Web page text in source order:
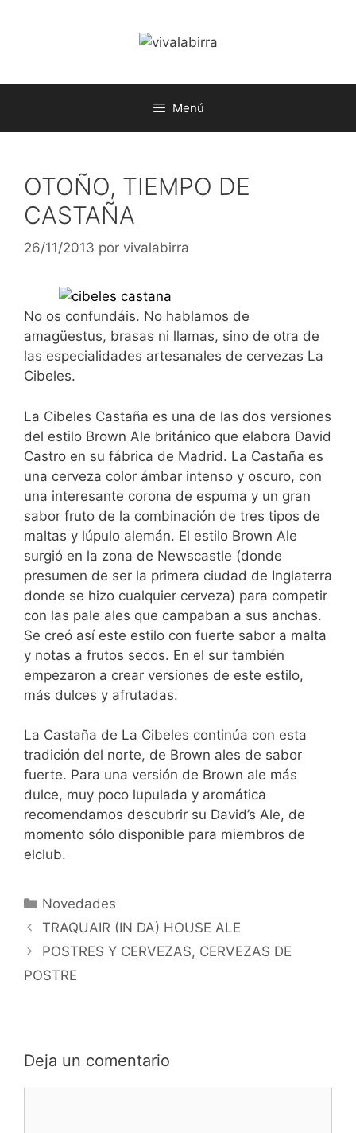
Menú
OTOÑO, TIEMPO DE
CASTAÑA
26/11/2013 por vivalabirra
No os confundáis. No hablamos de
amagüestus, brasas ni llamas, sino de otra de
las especialidades artesanales de cervezas La
Cibeles.
La Cibeles Castaña es una de las dos versiones
del estilo Brown Ale británico que elabora David
Castro en su fábrica de Madrid. La Castaña es
una cerveza color ámbar intenso y oscuro, con
una interesante corona de espuma y un gran
sabor fruto de la combinación de tres tipos de
maltas y lúpulo alemán. El estilo Brown Ale
surgió en la zona de Newscastle (donde
presumen de ser la primera ciudad de Inglaterra
donde se hizo cualquier cerveza) para competir
con las pale ales que campaban a sus anchas.
Se creó así este estilo con fuerte sabor a malta
y notas a frutos secos. En el sur también
empezaron a crear versiones de este estilo,
más dulces y afrutadas.
La Castaña de La Cibeles continúa con esta
tradición del norte, de Brown ales de sabor
fuerte. Para una versión de Brown ale más
dulce, muy poco lupulada y aromática
recomendamos descubrir su David’s Ale, de
momento sólo disponible para miembros de
elclub.
Categorías
Novedades
TRAQUAIR (IN DA) HOUSE ALE
POSTRES Y CERVEZAS, CERVEZAS DE
POSTRE
Deja un comentario